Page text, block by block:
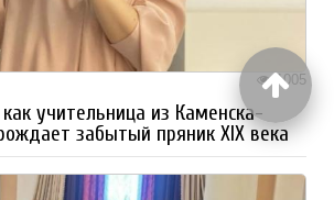
1005
учительница из Каменска-
забытый пряник XIX века